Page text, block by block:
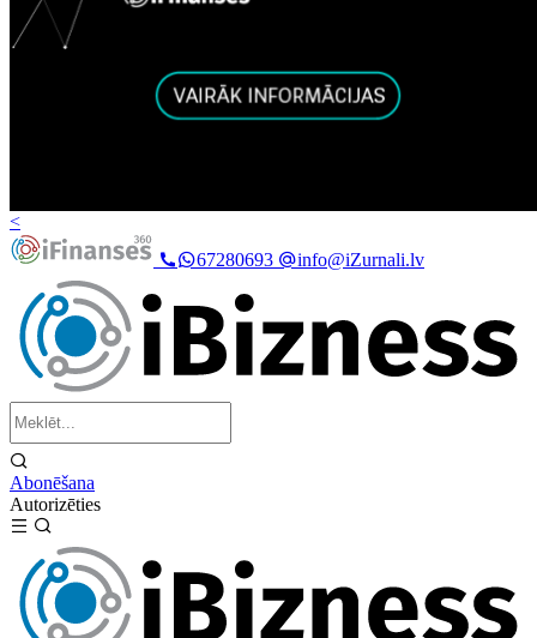
<
67280693
info@iZurnali.lv
Abonēšana
Autorizēties